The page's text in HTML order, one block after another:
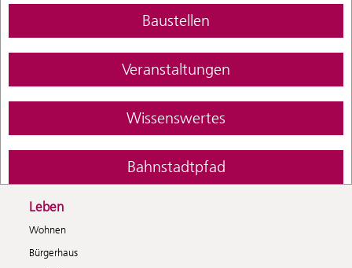
Baustellen
Veranstaltungen
Wissenswertes
Bahnstadtpfad
Leben
Wohnen
Bürgerhaus